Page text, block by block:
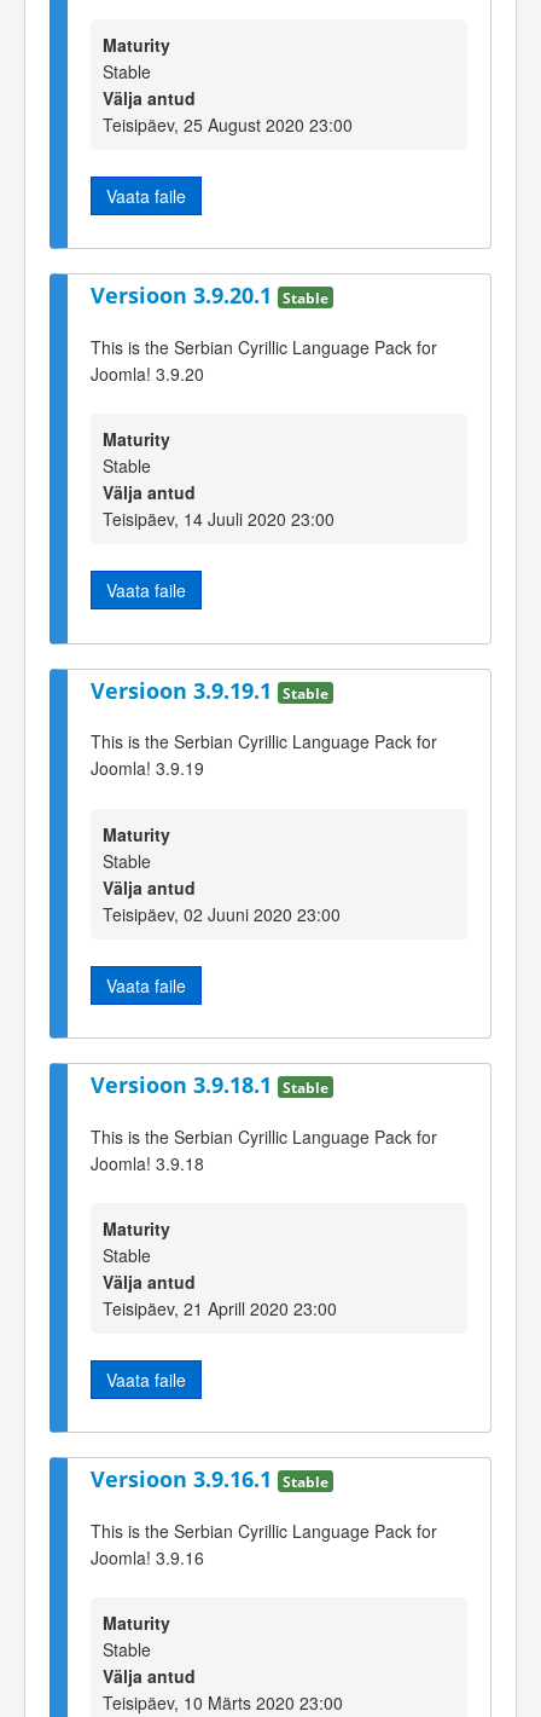
Maturity
Stable
Välja antud
Teisipäev, 25 August 2020 23:00
Vaata faile
Versioon 3.9.20.1 Stable
This is the Serbian Cyrillic Language Pack for
Joomla! 3.9.20
Maturity
Stable
Välja antud
Teisipäev, 14 Juuli 2020 23:00
Vaata faile
Versioon 3.9.19.1 Stable
This is the Serbian Cyrillic Language Pack for
Joomla! 3.9.19
Maturity
Stable
Välja antud
Teisipäev, 02 Juuni 2020 23:00
Vaata faile
Versioon 3.9.18.1 Stable
This is the Serbian Cyrillic Language Pack for
Joomla! 3.9.18
Maturity
Stable
Välja antud
Teisipäev, 21 Aprill 2020 23:00
Vaata faile
Versioon 3.9.16.1 Stable
This is the Serbian Cyrillic Language Pack for
Joomla! 3.9.16
Maturity
Stable
Välja antud
Teisipäev, 10 Märts 2020 23:00